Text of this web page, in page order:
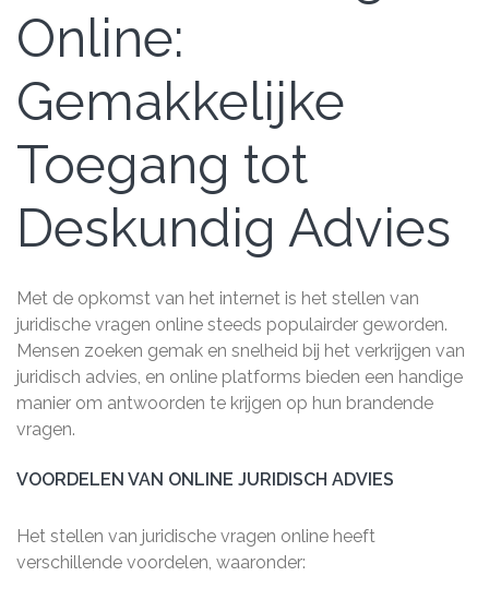
Online:
Gemakkelijke
Toegang tot
Deskundig Advies
Met de opkomst van het internet is het stellen van
juridische vragen online steeds populairder geworden.
Mensen zoeken gemak en snelheid bij het verkrijgen van
juridisch advies, en online platforms bieden een handige
manier om antwoorden te krijgen op hun brandende
vragen.
VOORDELEN VAN ONLINE JURIDISCH ADVIES
Het stellen van juridische vragen online heeft
verschillende voordelen, waaronder: